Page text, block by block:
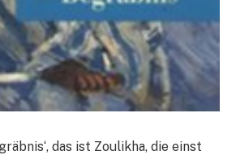
das ist Zoulikha, die einst